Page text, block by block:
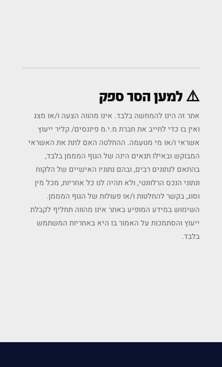
⚠️ למען הסר ספק
אתר זה הינו להמחשה בלבד. אינו מהווה הצעה ו/או מצג
ואין בו כדי לחייב את חברת מ.י.מ פיננסים/ קליר ייעוץ
אשראי ו/או מי מטעמה. ההחלטה האם לתת את האשראי
המבוקש ובאילו תנאים הינה של הגוף המממן בלבד,
בהתאם לנתונים רבים, ובהם נתוניו האישיים של הלקוח
ונתוני הנכס הרלוונטי, ולא תהיה לנו כל אחריות, מכל מין
וסוג, בקשר להחלטות ו/או פעולות של הגוף המממן.
השימוש במידע המופיע באתר אינו מהווה תחליף לקבלת
ייעוץ והסתמכות על האמור בו היא באחריות המשתמש
בלבד.